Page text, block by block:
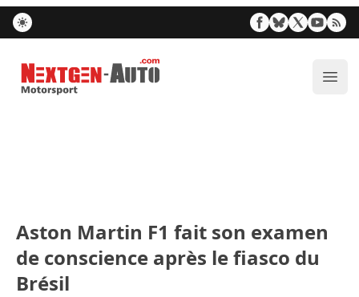
Nextgen-Auto.com
Aston Martin F1 fait son examen
de conscience après le fiasco du
Brésil